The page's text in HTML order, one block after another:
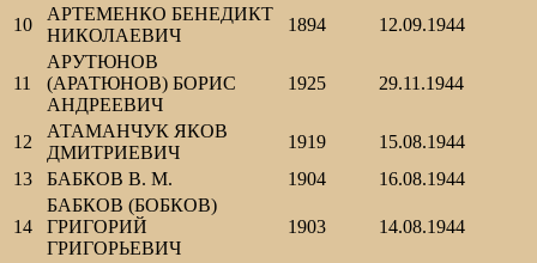
10
АРТЕМЕНКО БЕНЕДИКТ
НИКОЛАЕВИЧ
1894 12.09.1944
11
АРУТЮНОВ
(АРАТЮНОВ) БОРИС
АНДРЕЕВИЧ
1925 29.11.1944
12
АТАМАНЧУК ЯКОВ
ДМИТРИЕВИЧ
1919
15.08.1944
13
БАБКОВ В. М. 1904 16.08.1944
14
БАБКОВ (БОБКОВ)
ГРИГОРИЙ
ГРИГОРЬЕВИЧ
1903 14.08.1944